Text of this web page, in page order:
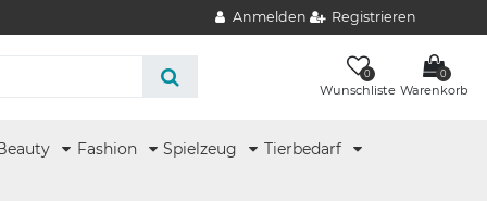
Anmelden Registrieren
0
Wunschliste
0
Warenkorb
Fashion Spielzeug Tierbedarf